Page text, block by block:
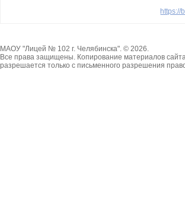
https://
МАОУ "Лицей № 102 г. Челябинска". © 2026.
Все права защищены. Копирование материалов
разрешается только с письменного разрешения